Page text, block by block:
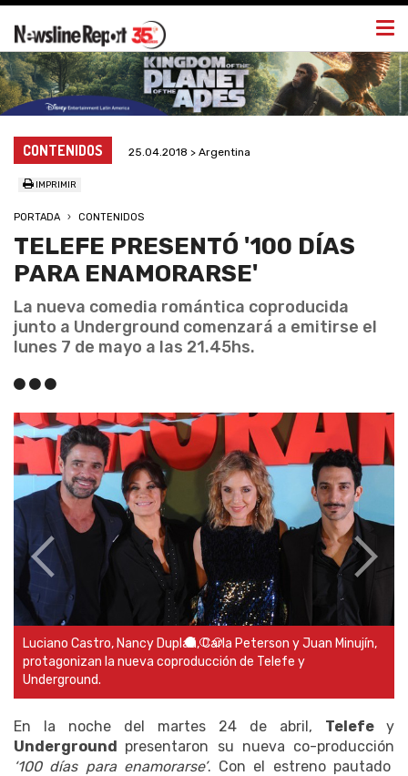
CONTENIDOS 25.04.2018 > Argentina
IMPRIMIR
PORTADA CONTENIDOS
TELEFE PRESENTÓ '100 DÍAS
PARA ENAMORARSE'
La nueva comedia romántica coproducida
junto a Underground comenzará a emitirse el
lunes 7 de mayo a las 21.45hs.
Luciano Castro, Nancy Duplaá, Carla Peterson y Juan Minujín,
protagonizan la nueva coproducción de Telefe y
Underground.
En la noche del martes 24 de abril, Telefe y
Underground presentaron su nueva co-producción
‘100 días para enamorarse’. Con el estreno pautado